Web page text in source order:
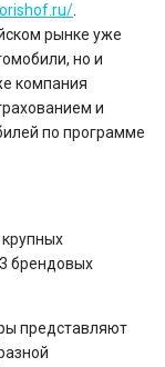
рынке уже
но и
компания
и
по программе
брендовых
представляют